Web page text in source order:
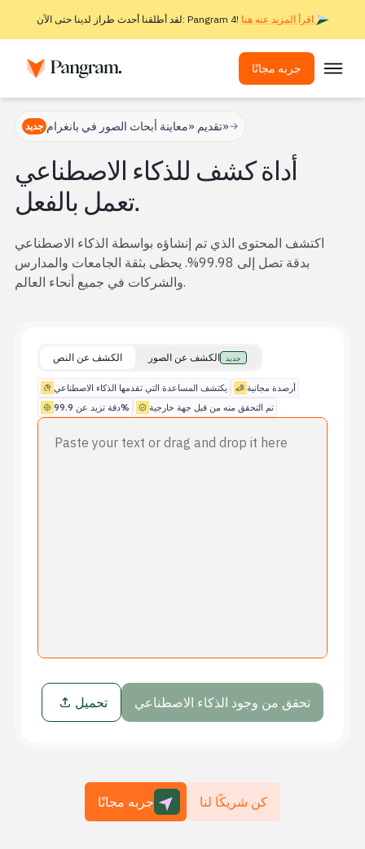
لقد أطلقنا أحدث طراز لدينا حتى الآن: Pangram 4! اقرأ المزيد عنه هنا.
جربه مجانًا
الحلول
جهاز كشف الصور
ملحق المتصفح
واجهة برمجة التطبيقات
عمليات الدمج
أداة فحص الانتحال
حالات الاستخدام
الشركة
جديد تقديم «معاينة أبحاث الصور في بانغرام»
أداة كشف للذكاء الاصطناعي
تعمل بالفعل.
اكتشف المحتوى الذي تم إنشاؤه بواسطة الذكاء الاصطناعي
بدقة تصل إلى 99.98%. يحظى بثقة الجامعات والمدارس
والشركات في جميع أنحاء العالم.
الكشف عن النص الكشف عن الصور جديد
يكتشف المساعدة التي تقدمها الذكاء الاصطناعي
أرصدة مجانية
دقة تزيد عن 99.9%
تم التحقق منه من قبل جهة خارجية
تحميل تحقق من وجود الذكاء الاصطناعي
جربه مجانًا كن شريكًا لنا